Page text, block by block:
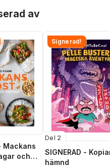
av
Mackans
och
Signerad!
Del 2
SIGNERAD -
hämnd